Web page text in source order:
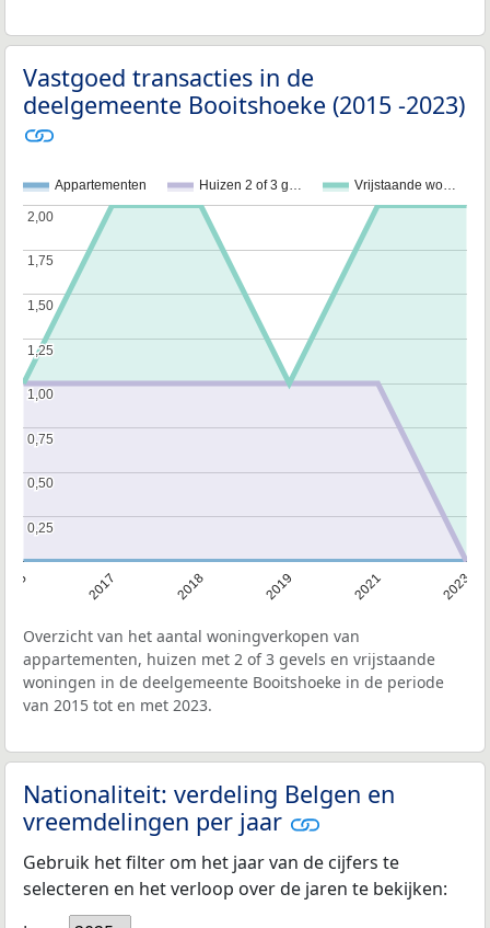
Vastgoed transacties in de
deelgemeente Booitshoeke (2015 -2023)
Appartementen Huizen 2 of 3 g… Vrijstaande wo…
2017 2018 2019 2021 2023
0,25
0,25
0,50
0,50
0,75
0,75
1,00
1,00
1,25
1,25
1,50
1,50
1,75
1,75
2,00
2,00
Overzicht van het aantal woningverkopen van
appartementen, huizen met 2 of 3 gevels en vrijstaande
woningen in de deelgemeente Booitshoeke in de periode
van 2015 tot en met 2023.
Nationaliteit: verdeling Belgen en
vreemdelingen per jaar
Gebruik het filter om het jaar van de cijfers te
selecteren en het verloop over de jaren te bekijken: